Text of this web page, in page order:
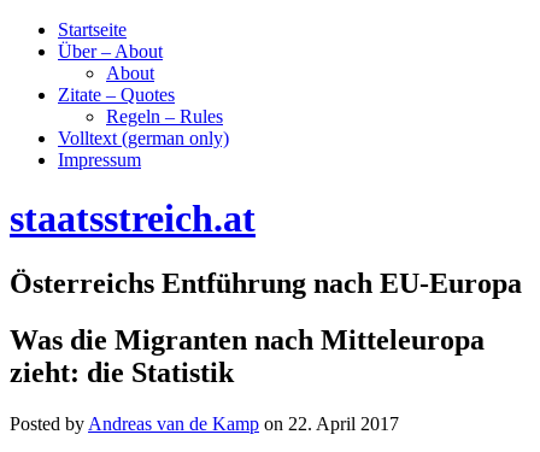
Startseite
Über – About
About
Zitate – Quotes
Regeln – Rules
Volltext (german only)
Impressum
staatsstreich.at
Österreichs Entführung nach EU-Europa
Was die Migranten nach Mitteleuropa
zieht: die Statistik
Posted by Andreas van de Kamp on 22. April 2017